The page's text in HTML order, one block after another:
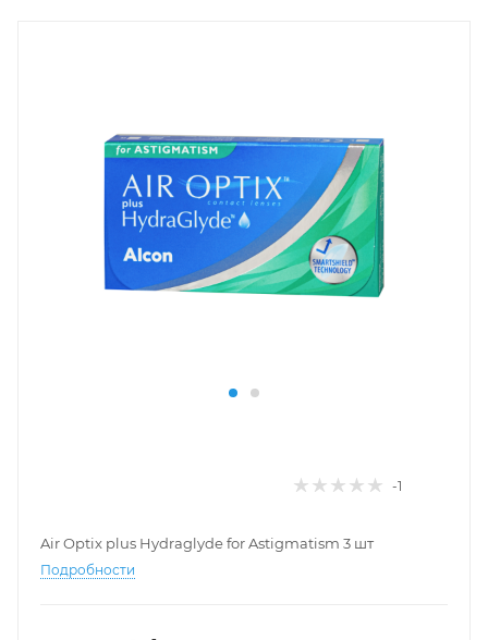
-1
Air Optix plus Hydraglyde for Astigmatism 3 шт
Подробности